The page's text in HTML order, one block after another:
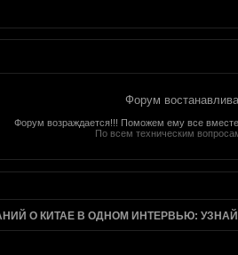
Форум
Форум возраждается!!! Поможем ему все
По всем техническим
О КИТАЕ В ОДНОМ ИНТЕРВЬЮ: